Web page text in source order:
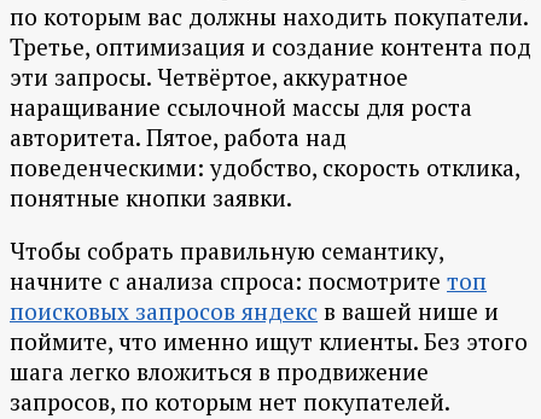
по которым вас должны находить покупатели.
Третье, оптимизация и создание контента под
эти запросы. Четвёртое, аккуратное
наращивание ссылочной массы для роста
авторитета. Пятое, работа над
поведенческими: удобство, скорость отклика,
понятные кнопки заявки.
Чтобы собрать правильную семантику,
начните с анализа спроса: посмотрите топ
поисковых запросов яндекс в вашей нише и
поймите, что именно ищут клиенты. Без этого
шага легко вложиться в продвижение
запросов, по которым нет покупателей.